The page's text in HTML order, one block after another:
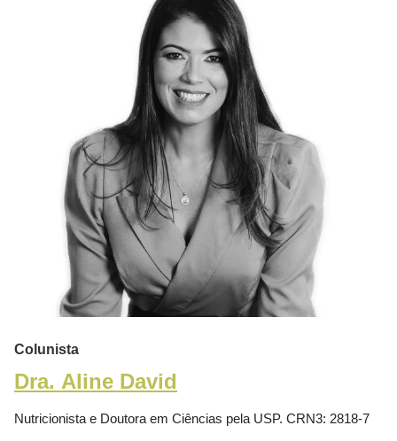
Colunista
Dra. Aline David
Nutricionista e Doutora em Ciências pela USP. CRN3: 2818-7